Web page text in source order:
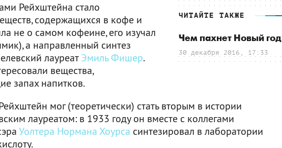
ЧИТАЙТЕ ТАКЖЕ
Чем пахнет Новый год
30 декабря 2016, 17:33
Рейхштейна стало
содержащихся в кофе и
не о самом кофеине, его изучал
а направленный синтез
лауреат Эмиль Фишер.
вещества,
запах напитков.
мог (теоретически) стать вторым в истории
лауреатом: в 1933 году он вместе с коллегами
Уолтера Нормана Хоурса синтезировал в лаборатории